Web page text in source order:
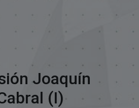
Joaquín
(I)